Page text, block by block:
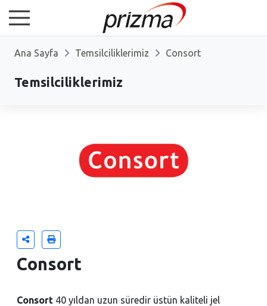
Ana Sayfa Temsilciliklerimiz Consort
Temsilciliklerimiz
Consort
Consort 40 yıldan uzun süredir üstün kaliteli jel